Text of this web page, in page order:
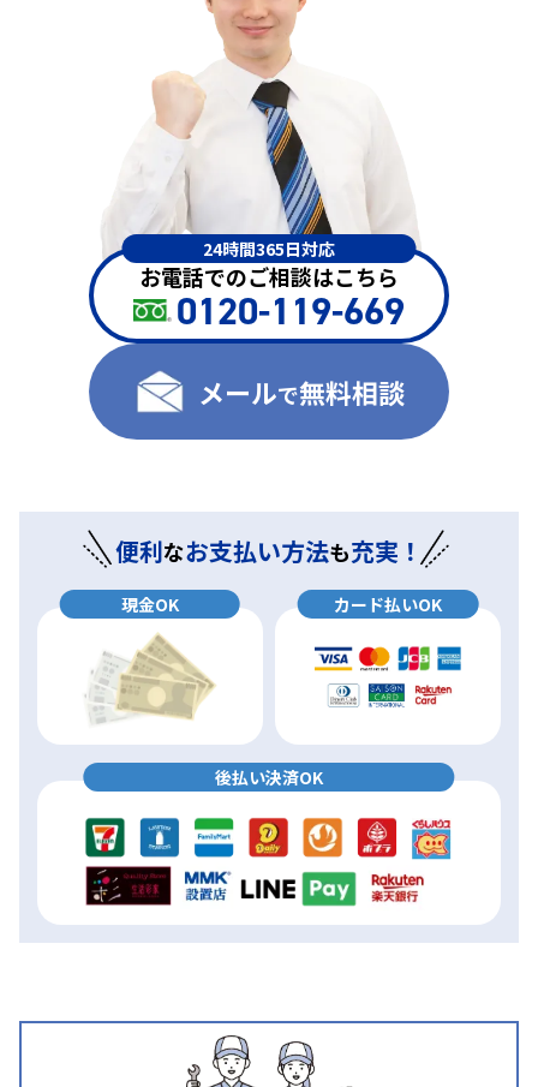
24時間365日対応
お電話でのご相談はこちら
0120-119-669
メールで無料相談
便利なお支払い方法も充実！
現金OK カード払いOK
後払い決済OK